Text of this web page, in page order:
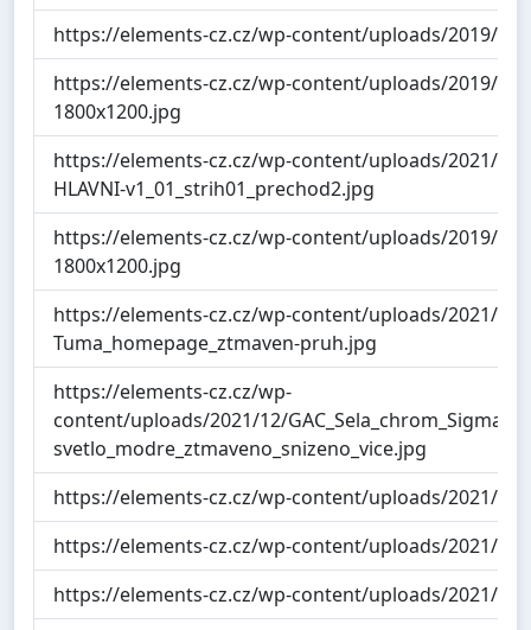
https://elements-cz.cz/wp-content/uploads/2019/
https://elements-cz.cz/wp-content/uploads/2019/05/
1800x1200.jpg
https://elements-cz.cz/wp-content/uploads/2021/10/
HLAVNI-v1_01_strih01_prechod2.jpg
https://elements-cz.cz/wp-content/uploads/2019/08/
1800x1200.jpg
https://elements-cz.cz/wp-content/uploads/2021/12/
Tuma_homepage_ztmaven-pruh.jpg
https://elements-cz.cz/wp-
content/uploads/2021/12/
svetlo_modre_ztmaveno_snizeno_vice.jpg
https://elements-cz.cz/wp-content/uploads/2021/07/
https://elements-cz.cz/wp-content/uploads/2021/07/
https://elements-cz.cz/wp-content/uploads/2021/07/